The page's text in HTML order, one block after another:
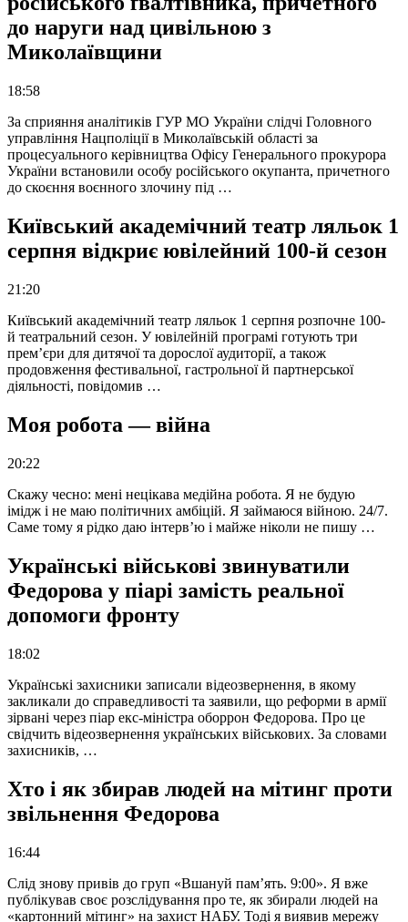
до наруги над цивільною з
Миколаївщини
18:58
За сприяння аналітиків ГУР МО України слідчі Головного
управління Нацполіції в Миколаївській області за
процесуального керівництва Офісу Генерального прокурора
України встановили особу російського окупанта, причетного
до скоєння воєнного злочину під …
Київський академічний театр ляльок 1
серпня відкриє ювілейний 100-й сезон
21:20
Київський академічний театр ляльок 1 серпня розпочне 100-
й театральний сезон. У ювілейній програмі готують три
прем’єри для дитячої та дорослої аудиторії, а також
продовження фестивальної, гастрольної й партнерської
діяльності, повідомив …
Моя робота — війна
20:22
Скажу чесно: мені нецікава медійна робота. Я не будую
імідж і не маю політичних амбіцій. Я займаюся війною. 24/7.
Саме тому я рідко даю інтерв’ю і майже ніколи не пишу …
Українські військові звинуватили
Федорова у піарі замість реальної
допомоги фронту
18:02
Українські захисники записали відеозвернення, в якому
закликали до справедливості та заявили, що реформи в армії
зірвані через піар екс-міністра оборрон Федорова. Про це
свідчить відеозвернення українських військових. За словами
захисників, …
Хто і як збирав людей на мітинг проти
звільнення Федорова
16:44
Слід знову привів до груп «Вшануй пам’ять. 9:00». Я вже
публікував своє розслідування про те, як збирали людей на
«картонний мітинг» на захист НАБУ. Тоді я виявив мережу